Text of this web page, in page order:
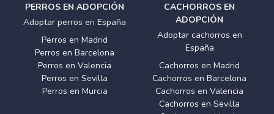
PERROS EN ADOPCIÓN
Adoptar perros en España
Perros en Madrid
Perros en Barcelona
Perros en Valencia
Perros en Sevilla
Perros en Murcia
CACHORROS EN
ADOPCIÓN
Adoptar cachorros en
España
Cachorros en Madrid
Cachorros en Barcelona
Cachorros en Valencia
Cachorros en Sevilla